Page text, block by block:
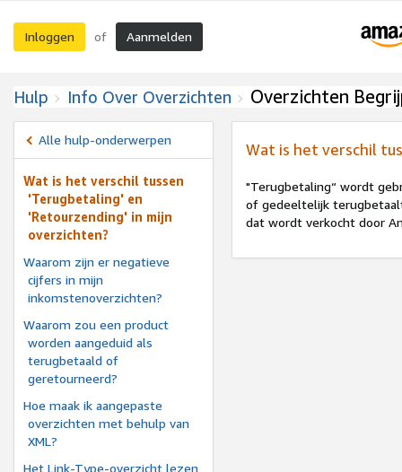
Inloggen of Aanmelden
Hulp Info Over Overzichten Overzichten
Alle hulp-onderwerpen
Wat is het verschil tussen
'Terugbetaling' en
'Retourzending' in mijn
overzichten?
Waarom zijn er negatieve
cijfers in mijn
inkomstenoverzichten?
Waarom zou een product
worden aangeduid als
terugbetaald of
geretourneerd?
Hoe maak ik aangepaste
overzichten met behulp van
XML?
Het Link-Type-overzicht lezen
Wat is het verschil
"Terugbetaling“ wordt
of gedeeltelijk
dat wordt verkocht door